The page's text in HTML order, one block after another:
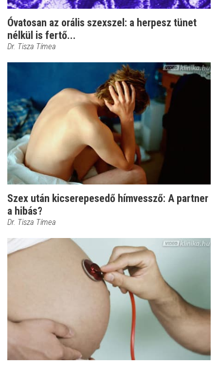
Óvatosan az orális szexszel: a herpesz tünet
nélkül is fertő...
Dr. Tisza Tímea
Szex után kicserepesedő hímvessző: A partner
a hibás?
Dr. Tisza Tímea